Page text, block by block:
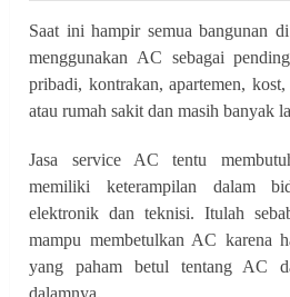
Saat ini hampir semua bangunan
menggunakan AC sebagai
pribadi, kontrakan, apartemen,
atau rumah sakit dan masih banyak
Jasa service AC tentu
memiliki keterampilan dalam
elektronik dan teknisi. Itulah
mampu membetulkan AC karena
yang paham betul tentang AC
dalamnya.